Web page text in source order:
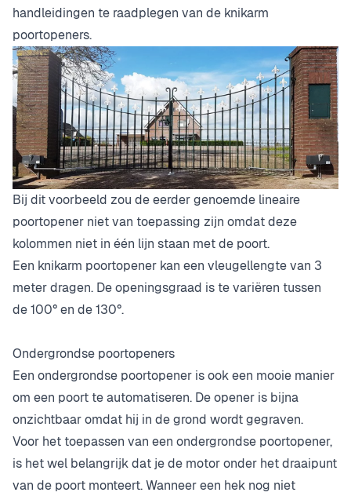
handleidingen te raadplegen van de knikarm
poortopeners.
Bij dit voorbeeld zou de eerder genoemde lineaire
poortopener niet van toepassing zijn omdat deze
kolommen niet in één lijn staan met de poort.
Een knikarm poortopener kan een vleugellengte van 3
meter dragen. De openingsgraad is te variëren tussen
de 100° en de 130°.
Ondergrondse poortopeners
Een ondergrondse poortopener is ook een mooie manier
om een poort te automatiseren. De opener is bijna
onzichtbaar omdat hij in de grond wordt gegraven.
Voor het toepassen van een ondergrondse poortopener,
is het wel belangrijk dat je de motor onder het draaipunt
van de poort monteert. Wanneer een hek nog niet